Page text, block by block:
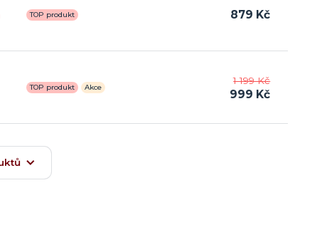
TOP produkt 879 Kč
TOP produkt Akce
1 199 Kč
999 Kč